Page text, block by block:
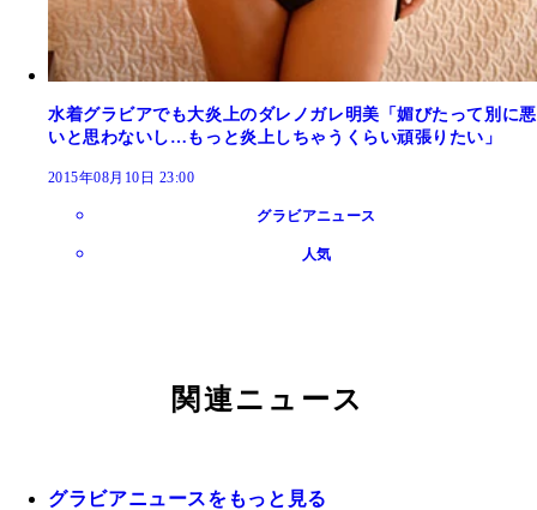
水着グラビアでも大炎上のダレノガレ明美「媚びたって別に悪
いと思わないし…もっと炎上しちゃうくらい頑張りたい」
2015年08月10日 23:00
グラビアニュース
人気
関連ニュース
グラビアニュースをもっと見る